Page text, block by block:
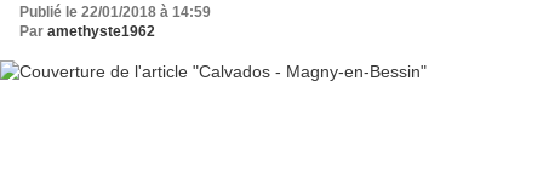
Publié le 22/01/2018 à 14:59
Par amethyste1962